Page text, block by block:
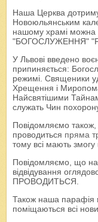
Наша Церква
Новоюльянським
нашому храмі можна
"БОГОСЛУЖЕННЯ"
У Львові введено
припиняється:
режимі. Священики
Хрещення і
Найсвятішими
служать Чин
Повідомляємо
проводиться пряма
тому всі мають змогу
Повідомляємо, що на
відвідування
ПРОВОДИТЬСЯ.
Також наша парафія
поміщаються всі